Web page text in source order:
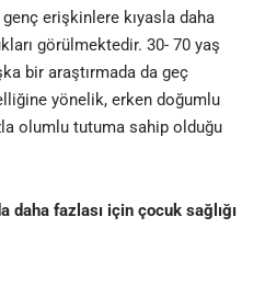
erişkinlere kıyasla daha
görülmektedir. 30- 70 yaş
bir araştırmada da geç
yönelik, erken doğumlu
olumlu tutuma sahip olduğu
daha fazlası için çocuk sağlığı